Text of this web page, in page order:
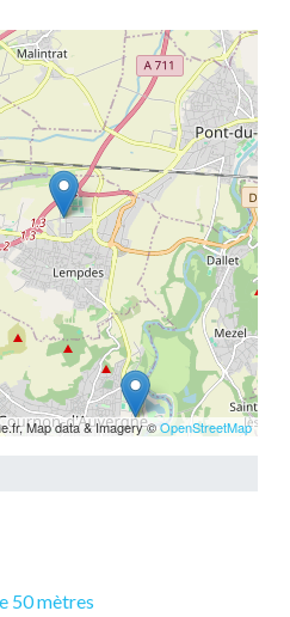
Map data & Imagery ©OpenStreetMap
50 mètres